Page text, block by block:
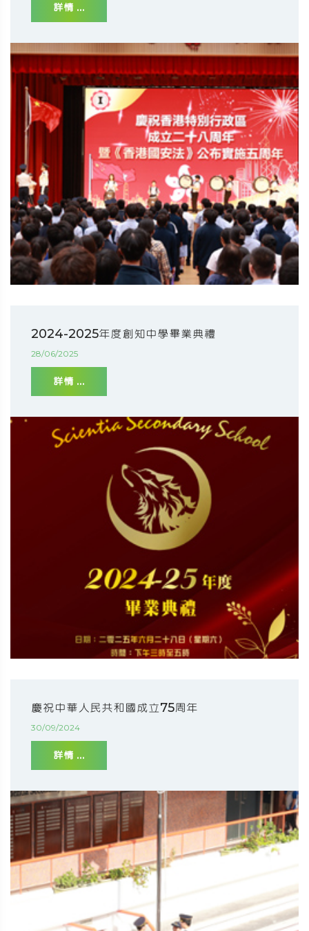
詳情 ...
2024-2025年度創知中學畢業典禮
28/06/2025
詳情 ...
慶祝中華人民共和國成立75周年
30/09/2024
詳情 ...